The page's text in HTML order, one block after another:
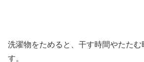
洗濯物をためると、干す時間やたたむ
す。